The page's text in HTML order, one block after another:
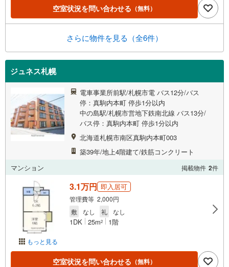
空室状況を問い合わせる （無料）
さらに物件を見る（全6件）
ジュネス札幌
電車事業所前駅/札幌市電 バス12分/バス
停：真駒内本町 停歩1分以内
中の島駅/札幌市営地下鉄南北線 バス13分/
バス停：真駒内本町 停歩1分以内
北海道札幌市南区真駒内本町003
築39年/地上4階建て/鉄筋コンクリート
マンション
掲載物件 2件
もっと見る
3.1万円 即入居可
管理費等 2,000円
敷
なし 礼 なし
1DK 25m2 1階
空室状況を問い合わせる （無料）